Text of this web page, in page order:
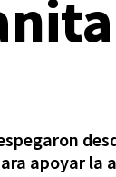
apoyar la